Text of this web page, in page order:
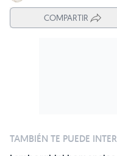
COMPARTIR
TAMBIÉN TE PUEDE